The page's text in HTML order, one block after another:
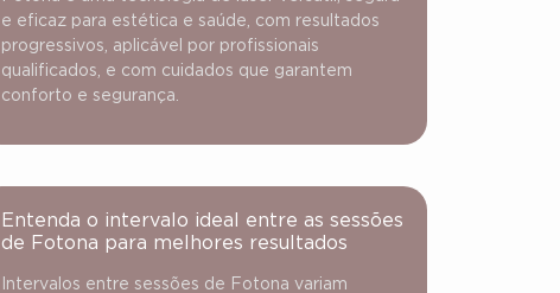
e eficaz para estética e saúde, com resultados
progressivos, aplicável por profissionais
qualificados, e com cuidados que garantem
conforto e segurança.
Entenda o intervalo ideal entre as sessões
de Fotona para melhores resultados
Intervalos entre sessões de Fotona variam